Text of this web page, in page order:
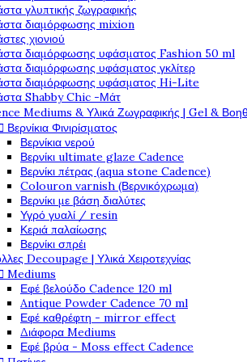
γλυπτικής ζωγραφικής
διαμόρφωσης mixion
χιονιού
διαμόρφωσης υφάσματος Fashion 50 ml
διαμόρφωσης υφάσματος γκλίτερ
διαμόρφωσης υφάσματος Hi-Lite
Shabby Chic -Μάτ
Mediums & Υλικά Ζωγραφικής | Gel &
Βερνίκια Φινιρίσματος
Βερνίκια νερού
Βερνίκι ultimate glaze Cadence
Βερνίκι πέτρας (aqua stone Cadence)
Colouron varnish (Βερνικόχρωμα)
Βερνίκι με βάση διαλύτες
Υγρό γυαλί / resin
Κεριά παλαίωσης
Βερνίκι σπρέι
Decoupage | Υλικά Χειροτεχνίας
Mediums
Εφέ βελούδο Cadence 120 ml
Antique Powder Cadence 70 ml
Εφέ καθρέφτη - mirror effect
Διάφορα Mediums
Εφέ βρύα - Moss effect Cadence